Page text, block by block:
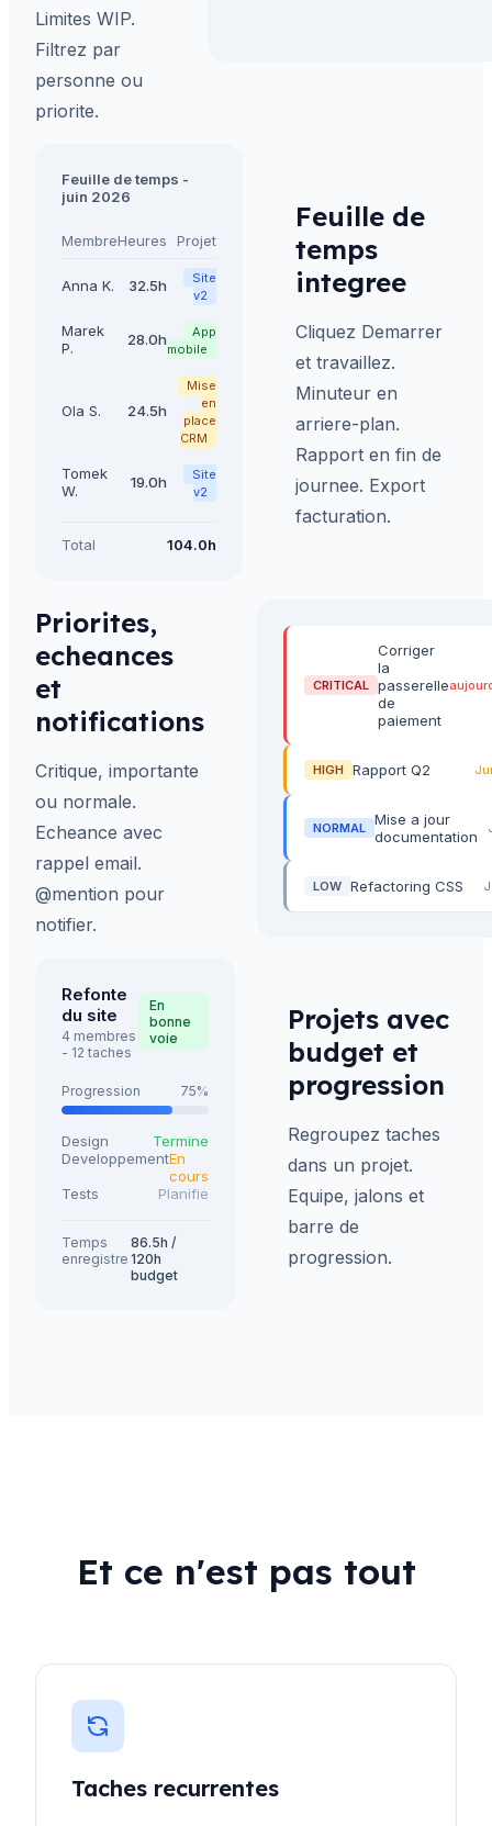
Limites WIP.
Filtrez par
personne ou
priorite.
Feuille de temps -
juin 2026
MembreHeures Projet
Anna K. 32.5h
Site
v2
Marek
P.
28.0h
App
mobile
Ola S. 24.5h
Mise
en
place
CRM
Tomek
W.
19.0h
Site
v2
Total 104.0h
Feuille de
temps
integree
Cliquez Demarrer
et travaillez.
Minuteur en
arriere-plan.
Rapport en fin de
journee. Export
facturation.
Priorites,
echeances
et
notifications
Critique, importante
ou normale.
Echeance avec
rappel email.
@mention pour
notifier.
CRITICAL
Corriger
la
passerelle
de
paiement
HIGH Rapport Q2
NORMAL Mise a jour
documentation
LOW Refactoring CSS
Refonte
du site
4 membres
- 12 taches
En
bonne
voie
Progression 75%
Design
Termine
DeveloppementEn
cours
Tests
Planifie
Temps
enregistre
86.5h /
120h
budget
Projets avec
budget et
progression
Regroupez taches
dans un projet.
Equipe, jalons et
barre de
progression.
Et ce n'est pas tout
Taches recurrentes